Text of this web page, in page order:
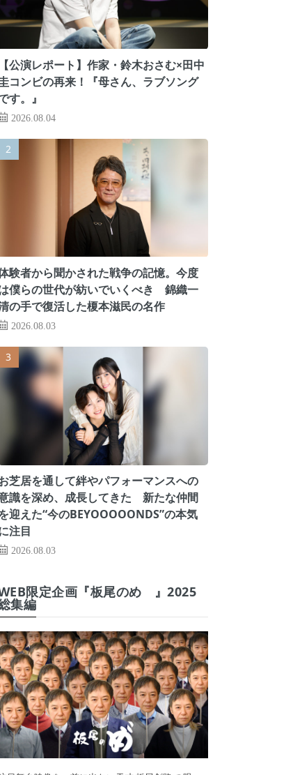
【公演レポート】作家・鈴木おさむ×田中
コンビの再来！『母さん、ラブソング
す。』
2026.08.04
験者から聞かされた戦争の記憶。今度
僕らの世代が紡いでいくべき 錦織一
の手で復活した榎本滋民の名作
2026.08.03
芝居を通して絆やパフォーマンスへの
識を深め、成長してきた 新たな仲間
迎えた“今のBEYOOOOONDS”の本気
注目
2026.08.03
限定企画『板尾のめ゙』2025
集編